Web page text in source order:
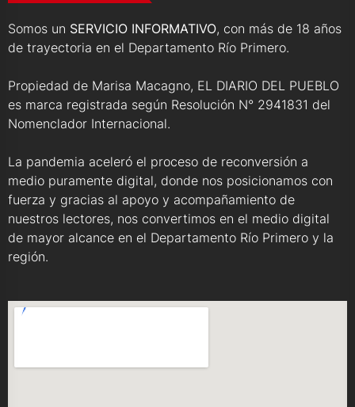
Somos un SERVICIO INFORMATIVO, con más de 18 años
de trayectoria en el Departamento Río Primero.
Propiedad de Marisa Macagno, EL DIARIO DEL PUEBLO
es marca registrada según Resolución N° 2941831 del
Nomenclador Internacional.
La pandemia aceleró el proceso de reconversión a
medio puramente digital, donde nos posicionamos con
fuerza y gracias al apoyo y acompañamiento de
nuestros lectores, nos convertimos en el medio digital
de mayor alcance en el Departamento Río Primero y la
región.